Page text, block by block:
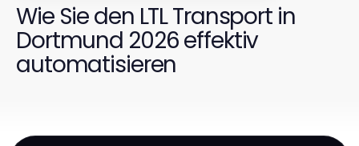
Wie Sie den LTL Transport in
Dortmund 2026 effektiv
automatisieren